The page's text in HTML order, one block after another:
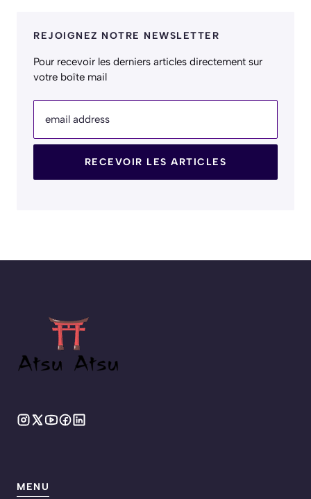
REJOIGNEZ NOTRE NEWSLETTER
Pour recevoir les derniers articles directement sur
votre boîte mail
email address
RECEVOIR LES ARTICLES
MENU